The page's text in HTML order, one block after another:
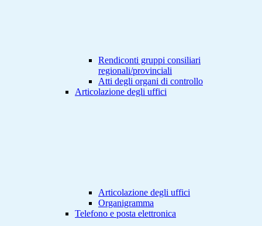
Rendiconti gruppi consiliari
regionali/provinciali
Atti degli organi di controllo
Articolazione degli uffici
Articolazione degli uffici
Organigramma
Telefono e posta elettronica